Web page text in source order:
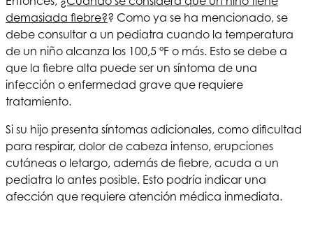
demasiada fiebre?? Como ya se ha mencionado, se
debe consultar a un pediatra cuando la temperatura
de un niño alcanza los 100,5 °F o más. Esto se debe a
que la fiebre alta puede ser un síntoma de una
infección o enfermedad grave que requiere
tratamiento.
Si su hijo presenta síntomas adicionales, como dificultad
para respirar, dolor de cabeza intenso, erupciones
cutáneas o letargo, además de fiebre, acuda a un
pediatra lo antes posible. Esto podría indicar una
afección que requiere atención médica inmediata.